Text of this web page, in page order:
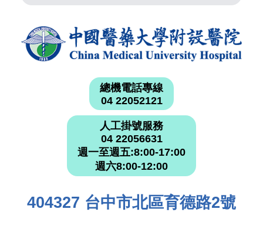
總機電話專線
04 22052121
人工掛號服務
04 22056631
週一至週五:8:00-17:00
週六8:00-12:00
404327 台中市北區育德路2號